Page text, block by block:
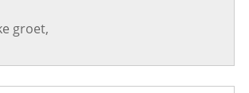
groet,